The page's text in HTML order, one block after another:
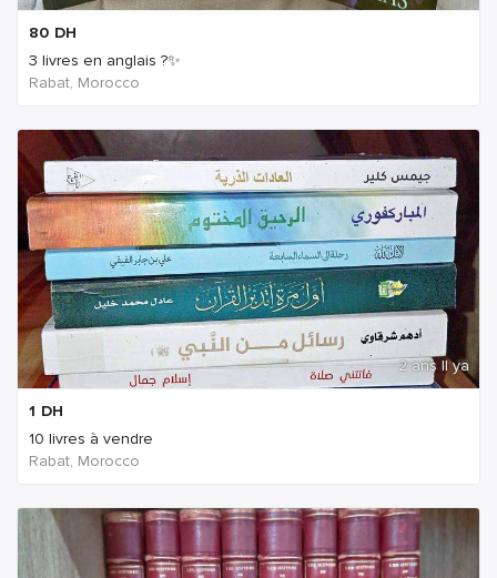
80 DH
3 livres en anglais ?✨
Rabat, Morocco
2 ans Il ya
1 DH
10 livres à vendre
Rabat, Morocco